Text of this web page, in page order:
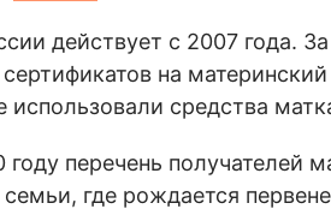
действует с 2007 года.
на
средства
перечень получателей
где рождается